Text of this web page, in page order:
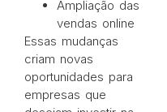
Ampliação das
vendas online
Essas mudanças
criam novas
oportunidades para
empresas que